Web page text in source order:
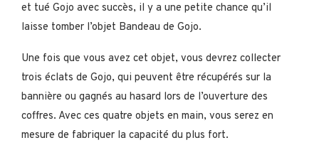
et tué Gojo avec succès, il y a une petite chance qu’il
laisse tomber l’objet Bandeau de Gojo.
Une fois que vous avez cet objet, vous devrez collecter
trois éclats de Gojo, qui peuvent être récupérés sur la
bannière ou gagnés au hasard lors de l’ouverture des
coffres. Avec ces quatre objets en main, vous serez en
mesure de fabriquer la capacité du plus fort.